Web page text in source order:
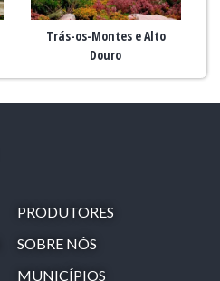
Trás-os-Montes e Alto
Douro
PRODUTORES
SOBRE NÓS
MUNICÍPIOS